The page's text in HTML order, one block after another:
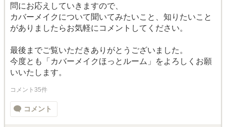
問にお応えしていきますので、
カバーメイクについて聞いてみたいこと、知りたいこと
がありましたらお気軽にコメントしてください。
最後までご覧いただきありがとうございました。
今度とも「カバーメイクほっとルーム」をよろしくお願
いいたします。
コメント35件
コメント